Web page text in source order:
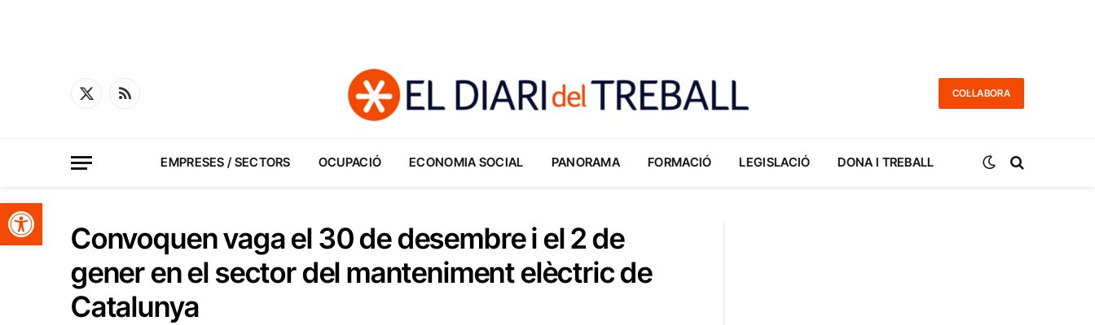
Obre la barra d'eines
X
RSS
COL·LABORA
EMPRESES / SECTORS OCUPACIÓ ECONOMIA SOCIAL PANORAMA FORMACIÓ LEGISLACIÓ DONA I TREBALL
Convoquen vaga el 30 de desembre i el 2 de
gener en el sector del manteniment elèctric de
Catalunya